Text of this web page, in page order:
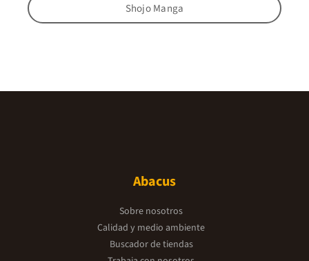
Shojo Manga
Abacus
Sobre nosotros
Calidad y medio ambiente
Buscador de tiendas